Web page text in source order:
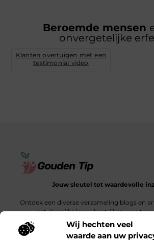
Wij hechten veel
waarde aan uw
Beroemde mensen
onvergetelijke
Klanten overtuigen met een
testimonial video
Jouw sleutel tot waardevolle
Ontdek een diverse verzameling blogs en
het dagelijks leven bestrijken, van
diepgaande verhalen.
Bericht categorie